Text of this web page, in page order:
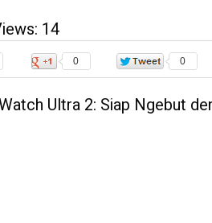
14
0 0
Ultra 2: Siap Ngebut